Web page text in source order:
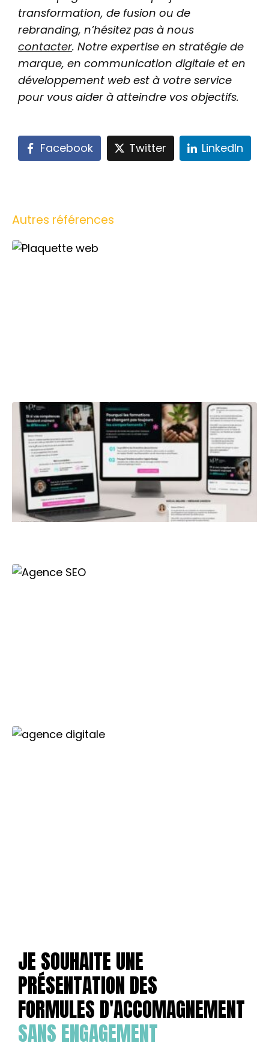
transformation, de fusion ou de
rebranding, n’hésitez pas à nous
contacter. Notre expertise en stratégie de
marque, en communication digitale et en
développement web est à votre service
pour vous aider à atteindre vos objectifs.
Facebook Twitter LinkedIn
Autres références
JE SOUHAITE UNE
PRÉSENTATION DES
FORMULES D'ACCOMAGNEMENT
SANS ENGAGEMENT